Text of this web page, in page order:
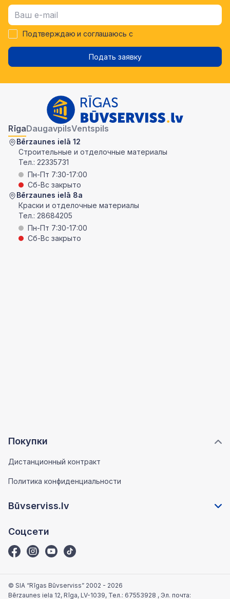
Подтверждаю и соглашаюсь с
Подать заявку
Покупки
Дистанционный контракт
Политика конфиденциальности
Būvserviss.lv
Соцсети
RīgaDaugavpilsVentspils
Bērzaunes ielā 12
Строительные и отделочные материалы
Тел.: 22335731
Пн-Пт 7:30-17:00
Сб-Вс закрыто
Bērzaunes ielā 8a
Краски и отделочные материалы
Тел.: 28684205
Пн-Пт 7:30-17:00
Сб-Вс закрыто
© SIA “Rīgas Būvserviss” 2002 - 2026
Bērzaunes iela 12, Rīga, LV-1039, Тел.: 67553928 , Эл. почта: